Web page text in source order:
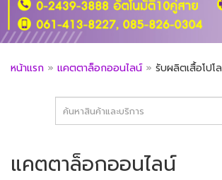
หน้าแรก » แคตตาล็อกออนไลน์ » รับผลิตเสื้อโปโล
แคตตาล็อกออนไลน์